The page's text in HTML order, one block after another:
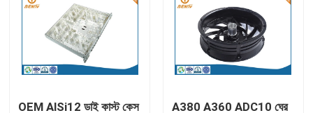
অ্যালুমিনিয়াম ডাই ঢালাই
ইভি খুচরা যন্ত্রাংশ
CNC মেশিনিং যন্ত্রাংশ
OEM AlSi12 ডাই কাস্ট কেস A380 A360 ADC10 ঘের